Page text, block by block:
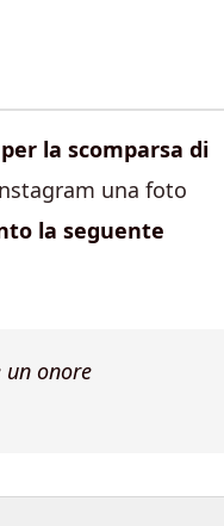
la scomparsa di
una foto
la seguente
un onore